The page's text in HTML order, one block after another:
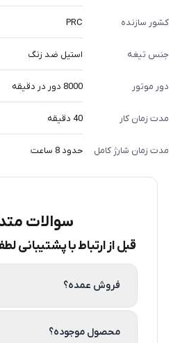
کشور سازنده PRC
جنس تیغه استیل ضد زنگ
دور موتور 8000 دور در دقیقه
مدت زمان کار 40 دقیقه
مدت زمان شارژ کامل حدود 8 ساعت
سوالات
قبل از ارتباط با پشتیبانی
فروش عمده؟
محصول موجوده؟